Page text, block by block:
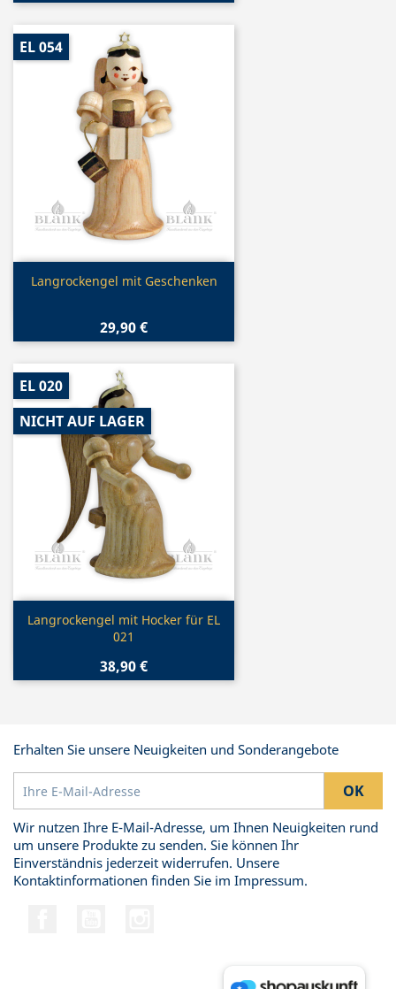
Vorschau
Langrockengel mit Geschenken
29,90 €
EL 054
Vorschau
Langrockengel mit Hocker für EL
021
38,90 €
EL 020
NICHT AUF LAGER
Erhalten Sie unsere Neuigkeiten und Sonderangebote
Wir nutzen Ihre E-Mail-Adresse, um Ihnen Neuigkeiten rund
um unsere Produkte zu senden. Sie können Ihr
Einverständnis jederzeit widerrufen. Unsere
Kontaktinformationen finden Sie im Impressum.